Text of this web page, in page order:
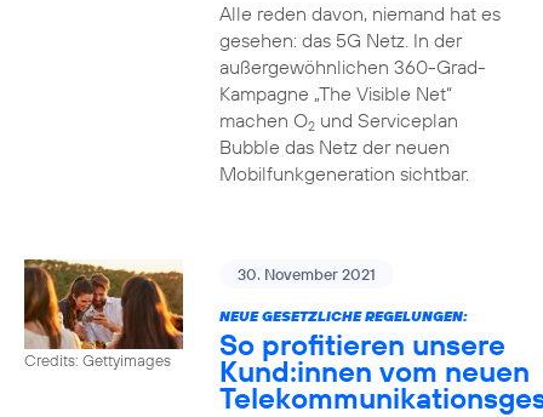
Alle reden davon, niemand hat es
gesehen: das 5G Netz. In der
außergewöhnlichen 360-Grad-
Kampagne „The Visible Net“
machen O2und Serviceplan
Bubble das Netz der neuen
Mobilfunkgeneration sichtbar.
Credits: Gettyimages
30. November 2021
NEUE GESETZLICHE REGELUNGEN:
So profitieren unsere
Kund:innen vom neuen